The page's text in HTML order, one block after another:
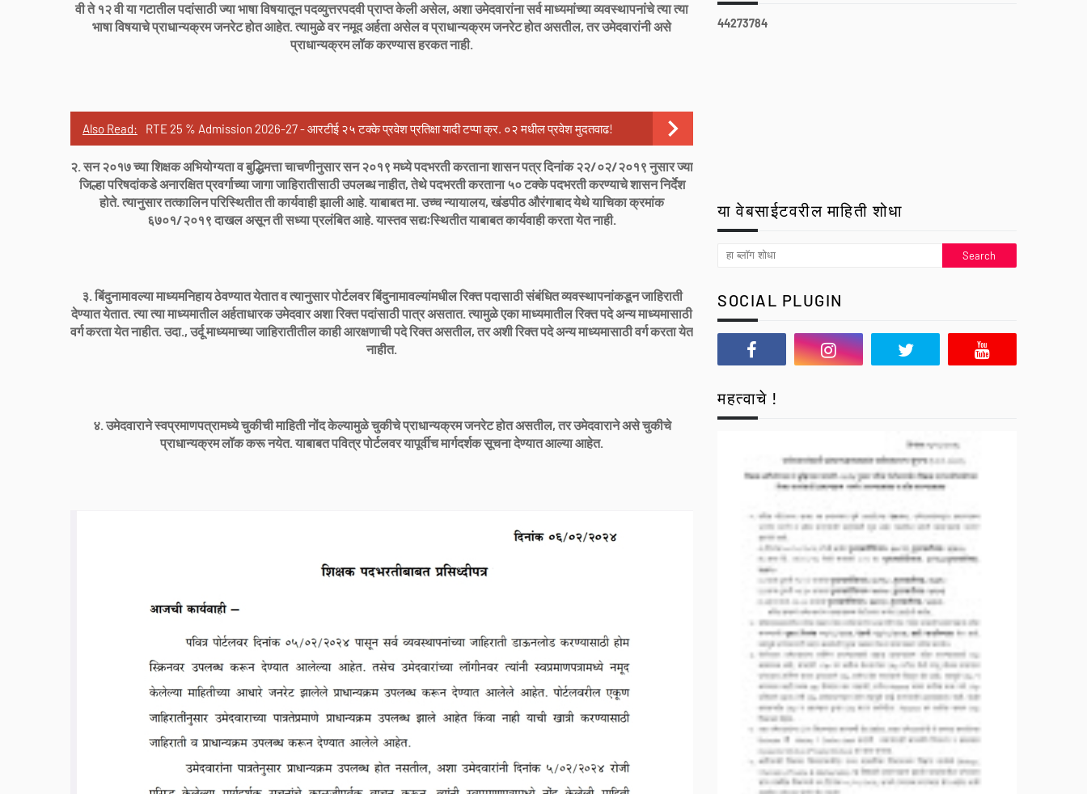
वी ते १२ वी या गटातील पदांसाठी ज्या भाषा विषयातून पदव्युत्तरपदवी प्राप्त केली असेल, अशा उमेदवारांना सर्व माध्यमांच्या व्यवस्थापनांचे त्या त्या
भाषा विषयाचे प्राधान्यक्रम जनरेट होत आहेत. त्यामुळे वर नमूद अर्हता असेल व प्राधान्यक्रम जनरेट होत असतील, तर उमेदवारांनी असे
प्राधान्यक्रम लॉक करण्यास हरकत नाही.
Also Read: RTE 25 % Admission 2026-27 - आरटीई २५ टक्के प्रवेश प्रतिक्षा यादी टप्पा क्र. ०२ मधील प्रवेश मुदतवाढ!
२. सन २०१७ च्या शिक्षक अभियोग्यता व बुद्धिमत्ता चाचणीनुसार सन २०१९ मध्ये पदभरती करताना शासन पत्र दिनांक २२/०२/२०१९ नुसार ज्या
जिल्हा परिषदांकडे अनारक्षित प्रवर्गाच्या जागा जाहिरातीसाठी उपलब्ध नाहीत, तेथे पदभरती करताना ५० टक्के पदभरती करण्याचे शासन निर्देश
होते. त्यानुसार तत्कालिन परिस्थितीत ती कार्यवाही झाली आहे. याबाबत मा. उच्च न्यायालय, खंडपीठ औरंगाबाद येथे याचिका क्रमांक
६७०१/२०१९ दाखल असून ती सध्या प्रलंबित आहे. यास्तव सद्यःस्थितीत याबाबत कार्यवाही करता येत नाही.
३. बिंदुनामावल्या माध्यमनिहाय ठेवण्यात येतात व त्यानुसार पोर्टलवर बिंदुनामावल्यांमधील रिक्त पदासाठी संबंधित व्यवस्थापनांकडून जाहिराती
देण्यात येतात. त्या त्या माध्यमातील अर्हताधारक उमेदवार अशा रिक्त पदांसाठी पात्र असतात. त्यामुळे एका माध्यमातील रिक्त पदे अन्य माध्यमासाठी
वर्ग करता येत नाहीत. उदा., उर्दू माध्यमाच्या जाहिरातीतील काही आरक्षणाची पदे रिक्त असतील, तर अशी रिक्त पदे अन्य माध्यमासाठी वर्ग करता येत
नाहीत.
४. उमेदवाराने स्वप्रमाणपत्रामध्ये चुकीची माहिती नोंद केल्यामुळे चुकीचे प्राधान्यक्रम जनरेट होत असतील, तर उमेदवाराने असे चुकीचे
प्राधान्यक्रम लॉक करू नयेत. याबाबत पवित्र पोर्टलवर यापूर्वीच मार्गदर्शक सूचना देण्यात आल्या आहेत.
44273784
या वेबसाईटवरील माहिती शोधा
SOCIAL PLUGIN
महत्वाचे !